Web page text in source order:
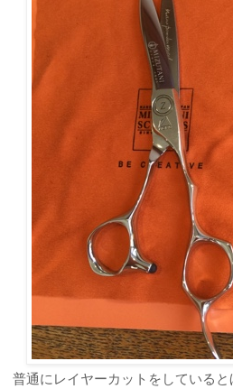
普通にレイヤーカットをしている